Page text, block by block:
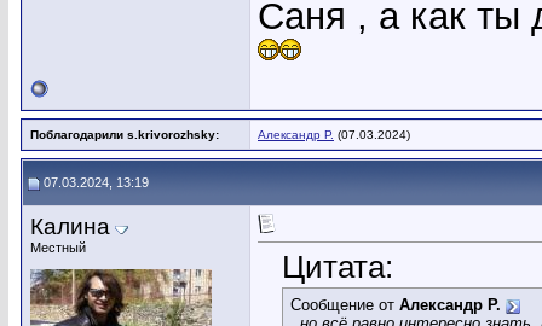
Саня , а как ты
Поблагодарили s.krivorozhsky: Александр Р. (07.03.2024)
07.03.2024, 13:19
Калина
Местный
Цитата:
Сообщение от Александр Р.